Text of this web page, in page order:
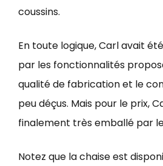
coussins.
En toute logique, Carl avait
par les fonctionnalités
qualité de fabrication et le
peu déçus. Mais pour le prix,
finalement très emballé par
Notez que la chaise est